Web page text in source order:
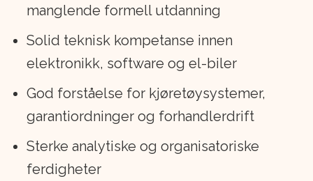
manglende formell utdanning
Solid teknisk kompetanse innen
elektronikk, software og el-biler
God forståelse for kjøretøysystemer,
garantiordninger og forhandlerdrift
Sterke analytiske og organisatoriske
ferdigheter